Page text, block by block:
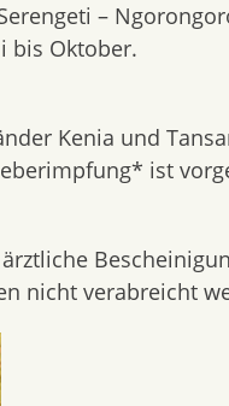
–
bis Oktober.
Kenia und
ist
nicht verabreicht